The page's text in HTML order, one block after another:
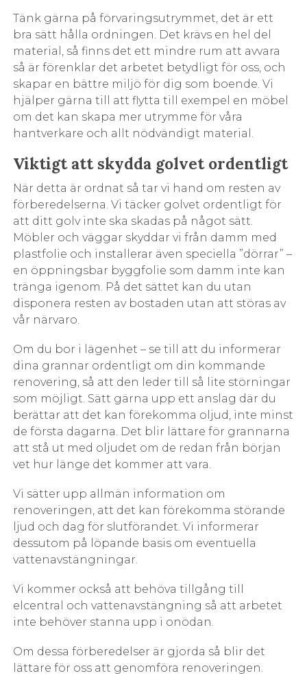
Tänk gärna på förvaringsutrymmet, det är ett
bra sätt hålla ordningen. Det krävs en hel del
material, så finns det ett mindre rum att avvara
så är förenklar det arbetet betydligt för oss, och
skapar en bättre miljö för dig som boende. Vi
hjälper gärna till att flytta till exempel en möbel
om det kan skapa mer utrymme för våra
hantverkare och allt nödvändigt material.
Viktigt att skydda golvet ordentligt
När detta är ordnat så tar vi hand om resten av
förberedelserna. Vi täcker golvet ordentligt för
att ditt golv inte ska skadas på något sätt.
Möbler och väggar skyddar vi från damm med
plastfolie och installerar även speciella ”dörrar” –
en öppningsbar byggfolie som damm inte kan
tränga igenom. På det sättet kan du utan
disponera resten av bostaden utan att störas av
vår närvaro.
Om du bor i lägenhet – se till att du informerar
dina grannar ordentligt om din kommande
renovering, så att den leder till så lite störningar
som möjligt. Sätt gärna upp ett anslag där du
berättar att det kan förekomma oljud, inte minst
de första dagarna. Det blir lättare för grannarna
att stå ut med oljudet om de redan från början
vet hur länge det kommer att vara.
Vi sätter upp allmän information om
renoveringen, att det kan förekomma störande
ljud och dag för slutförandet. Vi informerar
dessutom på löpande basis om eventuella
vattenavstängningar.
Vi kommer också att behöva tillgång till
elcentral och vattenavstängning så att arbetet
inte behöver stanna upp i onödan.
Om dessa förberedelser är gjorda så blir det
lättare för oss att genomföra renoveringen.